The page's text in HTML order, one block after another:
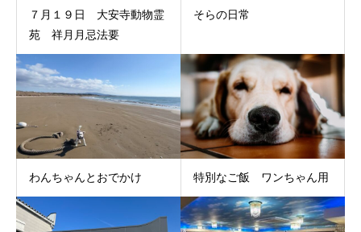
７月１９日 大安寺動物霊
苑 祥月月忌法要
そらの日常
わんちゃんとおでかけ 特別なご飯 ワンちゃん用